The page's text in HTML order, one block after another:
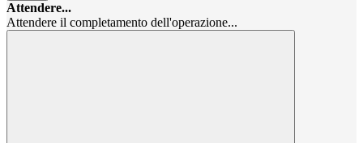
Attendere...
Attendere il completamento dell'operazione...